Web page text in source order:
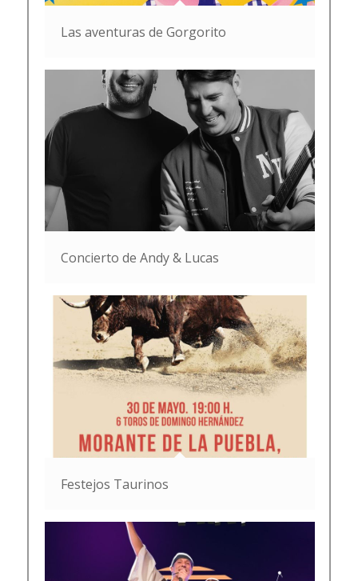
Las aventuras de Gorgorito
Concierto de Andy & Lucas
Festejos Taurinos